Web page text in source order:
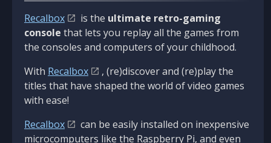
Recalbox is the ultimate retro-gaming
console that lets you replay all the games from
the consoles and computers of your childhood.
With Recalbox
, (re)discover and (re)play the
titles that have shaped the world of video games
with ease!
Recalbox
can be easily installed on inexpensive
microcomputers like the Raspberry Pi, and even